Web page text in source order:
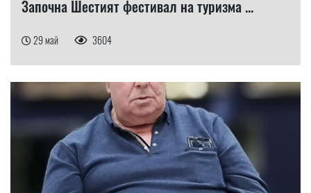
Започна Шестият фестивал на туризма ...
29 май 3604